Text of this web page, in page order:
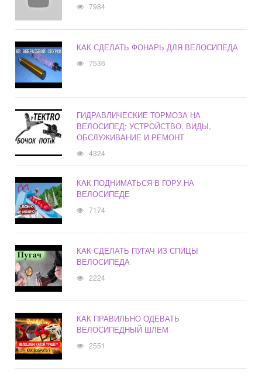
7984
КАК СДЕЛАТЬ ФОНАРЬ ДЛЯ ВЕЛОСИПЕДА
7536
ГИДРАВЛИЧЕСКИЕ ТОРМОЗА НА
ВЕЛОСИПЕД: УСТРОЙСТВО, ВИДЫ,
ОБСЛУЖИВАНИЕ И РЕМОНТ
4324
КАК ПОДНИМАТЬСЯ В ГОРУ НА
ВЕЛОСИПЕДЕ
7174
КАК СДЕЛАТЬ ПУГАЧ ИЗ СПИЦЫ
ВЕЛОСИПЕДА
2224
КАК ПРАВИЛЬНО ОДЕВАТЬ
ВЕЛОСИПЕДНЫЙ ШЛЕМ
2551